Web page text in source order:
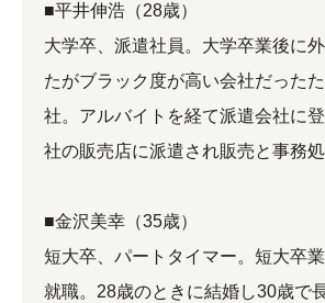
■平井伸浩（28歳）
大学卒、派遣社員。大学卒業後に
たがブラック度が高い会社だった
社。アルバイトを経て派遣会社に
社の販売店に派遣され販売と事務処
■金沢美幸（35歳）
短大卒、パートタイマー。短大卒
就職。28歳のときに結婚し30歳で